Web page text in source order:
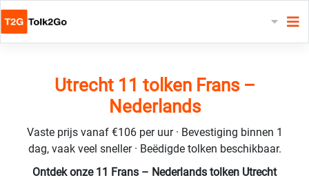
Utrecht 11 tolken Frans –
Nederlands
Vaste prijs vanaf €106 per uur · Bevestiging binnen 1
dag, vaak veel sneller · Beëdigde tolken beschikbaar.
Ontdek onze 11 Frans – Nederlands tolken Utrecht